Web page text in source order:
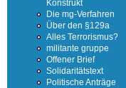
Konstrukt
Die mg-Verfahren
Über den §129a
Alles Terrorismus?
militante gruppe
Offener Brief
Solidaritätstext
Politische Anträge